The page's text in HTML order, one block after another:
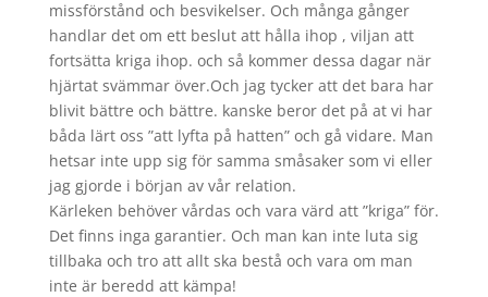
missförstånd och besvikelser. Och många gånger
handlar det om ett beslut att hålla ihop , viljan att
fortsätta kriga ihop. och så kommer dessa dagar när
hjärtat svämmar över.Och jag tycker att det bara har
blivitbättre och bättre. kanske beror det på at vi har
båda lärt oss ”att lyfta på hatten” och gå vidare. Man
hetsar inte upp sig för samma småsaker som vi eller
jag gjorde i början av vår relation.
Kärleken behöver vårdas och vara värd att ”kriga” för.
Det finns inga garantier. Och man kan inte luta sig
tillbaka och tro att allt ska bestå och vara om man
inte är beredd att kämpa!